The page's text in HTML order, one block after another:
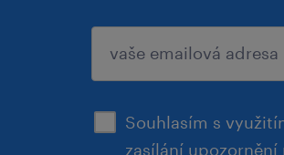
Souhlasím s
zasílání
potvrdit